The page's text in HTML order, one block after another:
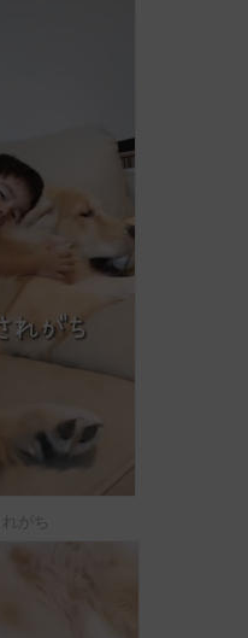
がち